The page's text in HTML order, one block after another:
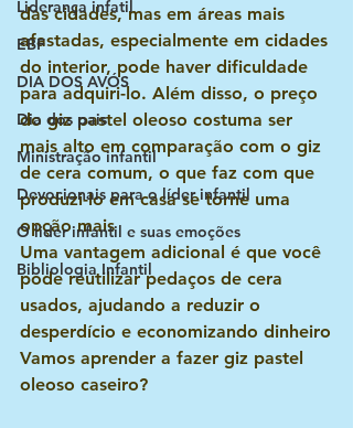
Liderança infatil
EBF
DIA DOS AVÓS
Dia dos pais
Ministração infantil
Devocionais para o líder infantil
O lider infantil e suas emoções
Bibliologia Infantil
das cidades, mas em áreas mais
afastadas, especialmente em cidades
do interior, pode haver dificuldade
para adquiri-lo. Além disso, o preço
do giz pastel oleoso costuma ser
mais alto em comparação com o giz
de cera comum, o que faz com que
produzi-lo em casa se torne uma
opção mais
Uma vantagem adicional é que você
pode reutilizar pedaços de cera
usados, ajudando a reduzir o
desperdício e economizando dinheiro
Vamos aprender a fazer giz pastel
oleoso caseiro?